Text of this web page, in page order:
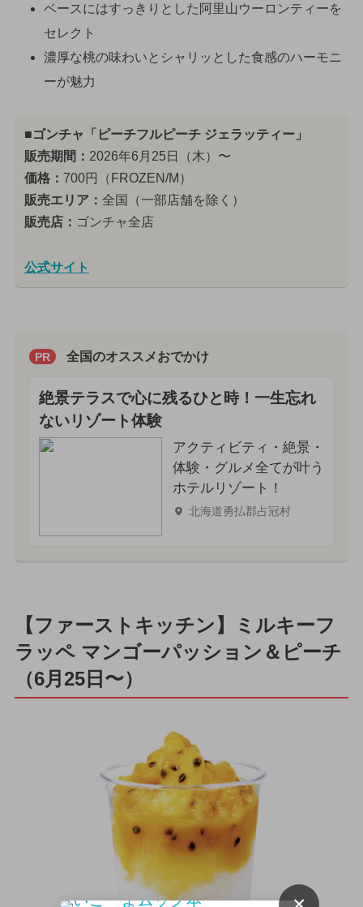
ベースにはすっきりとした阿里山ウーロンティーを
セレクト
濃厚な桃の味わいとシャリッとした食感のハーモニ
ーが魅力
■ゴンチャ「ピーチフルピーチ ジェラッティー」
販売期間： 2026年6月25日（木）〜
価格： 700円（FROZEN/M）
販売エリア： 全国（一部店舗を除く）
販売店： ゴンチャ全店
公式サイト
PR 全国のオススメおでかけ
絶景テラスで心に残るひと時！一生忘れ
ないリゾート体験
アクティビティ・絶景・
体験・グルメ全てが叶う
ホテルリゾート！
北海道勇払郡占冠村
【ファーストキッチン】ミルキーフ
ラッペ マンゴーパッション＆ピーチ
（6月25日〜）